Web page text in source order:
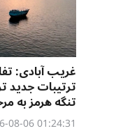
غریب آبادی:
ترتیبات جدید
تنگه هرمز به
01:24:31 2026-08-06